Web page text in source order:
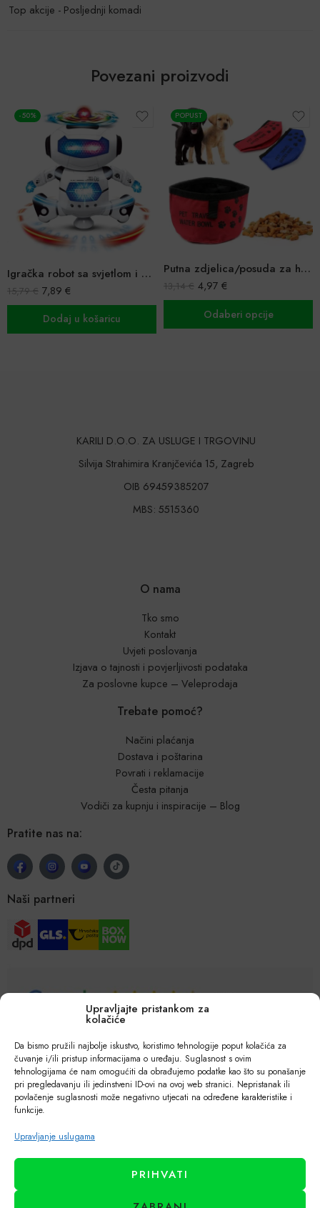
Upravljajte pristankom za
kolačiće
Da bismo pružili najbolje iskustvo, koristimo tehnologije poput kolačića za
čuvanje i/ili pristup informacijama o uređaju. Suglasnost s ovim
tehnologijama će nam omogućiti da obrađujemo podatke kao što su ponašanje
pri pregledavanju ili jedinstveni ID-ovi na ovoj web stranici. Nepristanak ili
povlačenje suglasnosti može negativno utjecati na određene karakteristike i
funkcije.
Upravljanje uslugama
PRIHVATI
Top akcije - Posljednji komadi
Povezani proizvodi
Igračka robot sa svjetlom i glazbom
POPUST
Putna zdjelica/posuda za hranu i vodu za kućne ljubimce
13,14
Odaberi opcije
13,14
Dodaj u
KARILI D.O.O. ZA USLUGE I TRGOVINU
Silvija Strahimira Kranjčevića 15, Zagreb
OIB 69459385207
MBS: 5515360
O nama
Tko smo
Kontakt
Uvjeti poslovanja
Izjava o tajnosti i povjerljivosti podataka
Za poslovne kupce – Veleprodaja
Trebate pomoć?
Načini plaćanja
Dostava i poštarina
Povrati i reklamacije
Česta pitanja
Vodiči za kupnju i inspiracije – Blog
Pratite nas na:
Naši partneri